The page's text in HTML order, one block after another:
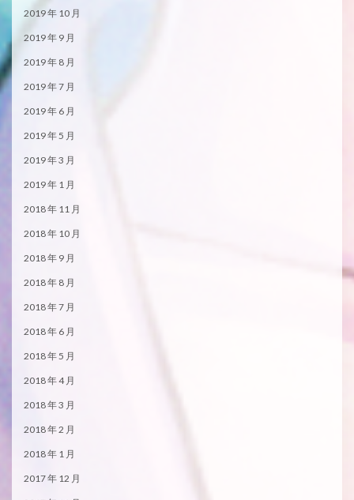
2019 年 10 月
2019 年 9 月
2019 年 8 月
2019 年 7 月
2019 年 6 月
2019 年 5 月
2019 年 3 月
2019 年 1 月
2018 年 11 月
2018 年 10 月
2018 年 9 月
2018 年 8 月
2018 年 7 月
2018 年 6 月
2018 年 5 月
2018 年 4 月
2018 年 3 月
2018 年 2 月
2018 年 1 月
2017 年 12 月